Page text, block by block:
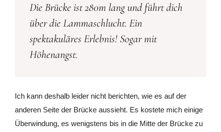
Die Brücke ist 280m lang und führt dich
über die Lammaschlucht. Ein
spektakuläres Erlebnis! Sogar mit
Höhenangst.
Ich kann deshalb leider nicht berichten, wie es auf der
anderen Seite der Brücke aussieht. Es kostete mich einige
Überwindung, es wenigstens bis in die Mitte der Brücke zu